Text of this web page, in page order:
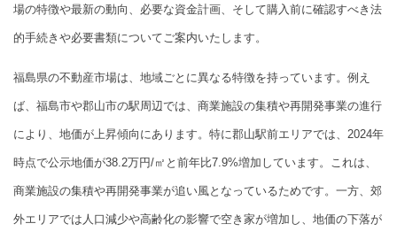
場の特徴や最新の動向、必要な資金計画、そして購入前に確認すべき法
的手続きや必要書類についてご案内いたします。
福島県の不動産市場は、地域ごとに異なる特徴を持っています。例え
ば、福島市や郡山市の駅周辺では、商業施設の集積や再開発事業の進行
により、地価が上昇傾向にあります。特に郡山駅前エリアでは、2024年
時点で公示地価が38.2万円/㎡と前年比7.9%増加しています。これは、
商業施設の集積や再開発事業が追い風となっているためです。一方、郊
外エリアでは人口減少や高齢化の影響で空き家が増加し、地価の下落が